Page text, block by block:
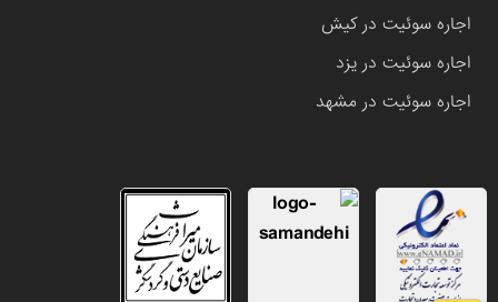
اجاره سوئیت در کیش
اجاره سوئیت در یزد
اجاره سوئیت در مشهد